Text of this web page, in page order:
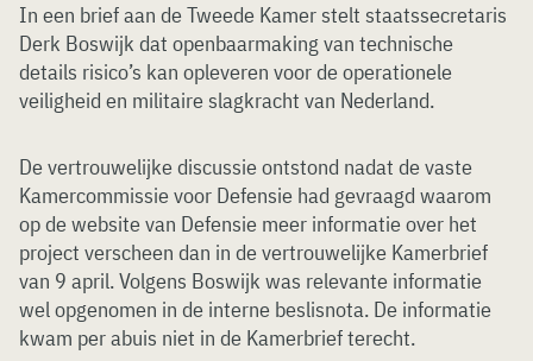
In een brief aan de Tweede Kamer stelt staatssecretaris
Derk Boswijk dat openbaarmaking van technische
details risico’s kan opleveren voor de operationele
veiligheid en militaire slagkracht van Nederland.
De vertrouwelijke discussie ontstond nadat de vaste
Kamercommissie voor Defensie had gevraagd waarom
op de website van Defensie meer informatie over het
project verscheen dan in de vertrouwelijke Kamerbrief
van 9 april. Volgens Boswijk was relevante informatie
wel opgenomen in de interne beslisnota. De informatie
kwam per abuis niet in de Kamerbrief terecht.